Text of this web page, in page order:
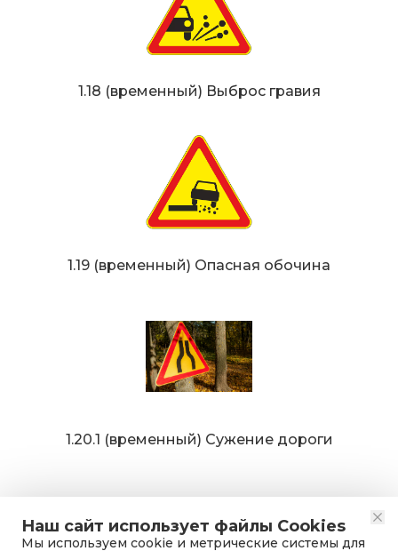
Наш сайт использует файлы Cookies
Мы используем cookie и метрические системы для
1.18 (временный) Выброс гравия
1.19 (временный) Опасная обочина
1.20.1 (временный) Сужение дороги